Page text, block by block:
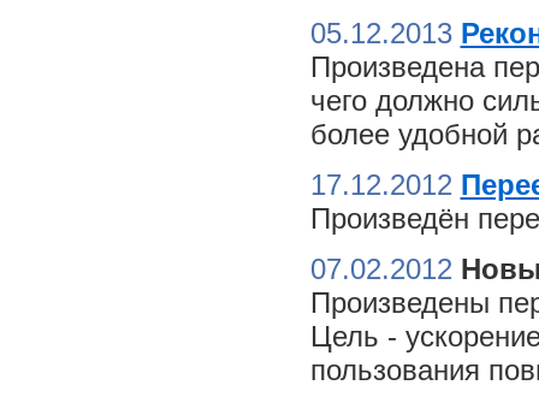
05.12.2013
Произведена
чего должно
более удобной
17.12.2012
Произведён
07.02.2012
Произведены
Цель -
пользования